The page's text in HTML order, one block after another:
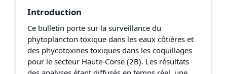
Introduction
Ce bulletin porte sur la surveillance du
phytoplancton toxique dans les eaux côtières et
des phycotoxines toxiques dans les coquillages
pour le secteur Haute-Corse (2B). Les résultats